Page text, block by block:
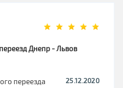
Днепр - Львов
25.12.2020
переезда